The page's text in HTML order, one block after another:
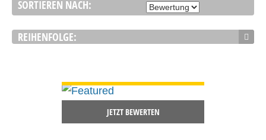
SORTIEREN NACH:
REIHENFOLGE:
JETZT BEWERTEN